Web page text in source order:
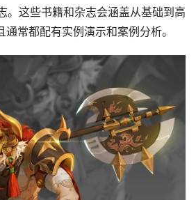
。这些书籍和杂志会涵盖从基础到高
常都配有实例演示和案例分析。